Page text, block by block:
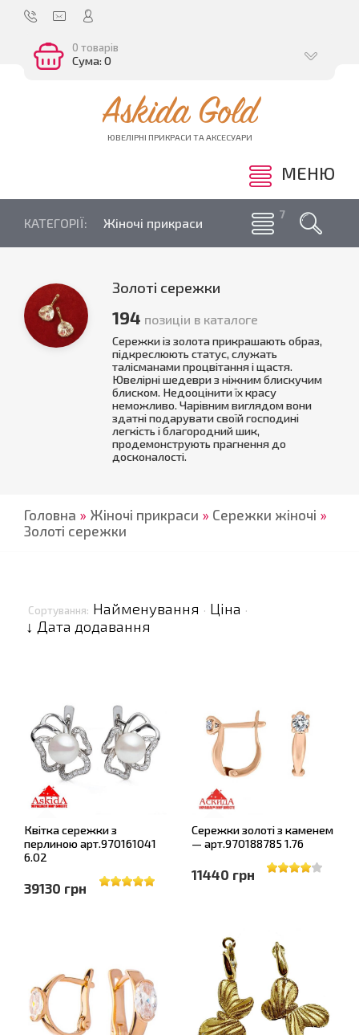
0 товарів
Сума: 0
Askida Gold
ЮВЕЛІРНІ ПРИКРАСИ ТА АКСЕСУАРИ
МЕНЮ
КАТЕГОРІЇ: Жіночі прикраси
Золоті сережки
194 позиціи в каталоге
Сережки із золота прикрашають образ,
підкреслюють статус, служать
талісманами процвітання і щастя.
Ювелірні шедеври з ніжним блискучим
блиском. Недооцінити їх красу
неможливо. Чарівним виглядом вони
здатні подарувати своїй господині
легкість і благородний шик,
продемонструють прагнення до
досконалості.
Головна » Жіночі прикраси » Сережки жіночі »
Золоті сережки
Сортування: Найменування · Ціна ·
↓ Дата додавання
Квітка сережки з
перлиною арт.970161041
6.02
39130 грн
Сережки золоті з каменем
— арт.970188785 1.76
11440 грн